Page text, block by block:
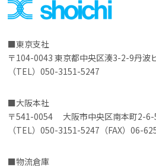
東京支社
〒104-0043 東京都中央区湊3-2-9丹波
（TEL）050-3151-5247
大阪本社
〒541-0054 大阪市中央区南本町2-6-
（TEL）050-3151-5247（FAX）06-
物流倉庫